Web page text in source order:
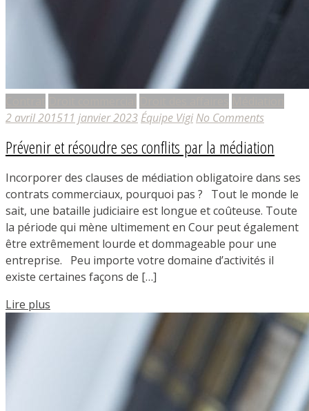
2 avril 201511 janvier 2023 Équipe Vigi No Comments
Prévenir et résoudre ses conflits par la médiation
Incorporer des clauses de médiation obligatoire dans ses
contrats commerciaux, pourquoi pas ? Tout le monde le
sait, une bataille judiciaire est longue et coûteuse. Toute
la période qui mène ultimement en Cour peut également
être extrêmement lourde et dommageable pour une
entreprise. Peu importe votre domaine d’activités il
existe certaines façons de […]
Lire plus